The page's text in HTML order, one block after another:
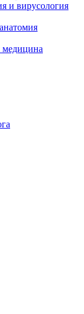
и вирусология
медицина